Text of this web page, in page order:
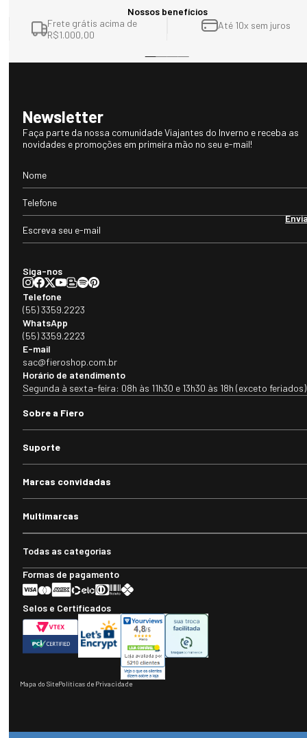
pudessem sobreviver a estes ambientes extremos. Esse material natural,
e totalmente sustentável de ovelhas merino, um animal que vive em
diversos tipos de ambientes e climas, desde montanhas congelantes a
planícies extremamente quentes. Desta forma, a lã foi se adaptando com
o passar do tempo para que pudessem sobreviver a estes ambientes
Nossos benefícios
Frete grátis acima de
R$1.000,00
Até 10x sem juros
Newsletter
Faça parte da nossa comunidade Viajantes do Inverno e receba as
novidades e promoções em primeira mão no seu e-mail!
Siga-nos
Telefone
(55) 3359.2223
WhatsApp
(55) 3359.2223
E-mail
sac@fieroshop.com.br
Horário de atendimento
Segunda à sexta-feira: 08h às 11h30 e 13h30 às 18h (exceto feriados)
Sobre a Fiero
Suporte
Marcas convidadas
Multimarcas
Todas as categorias
Formas de pagamento
Selos e Certificados
Mapa do SitePolíticas de Privacidade